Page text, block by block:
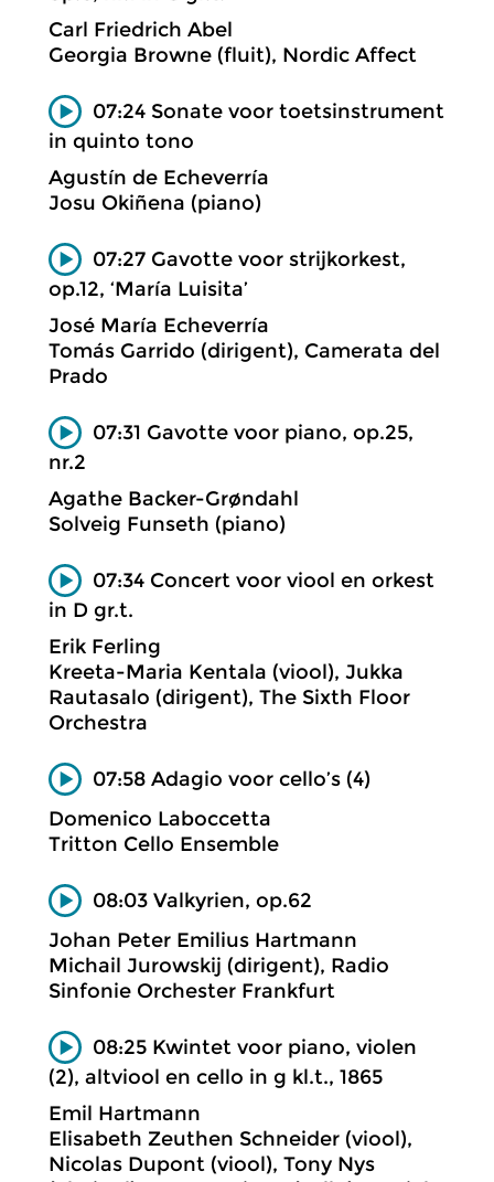
Carl Friedrich Abel
Georgia Browne (fluit), Nordic Affect
07:24 Sonate voor toetsinstrument
in quinto tono
Agustín de Echeverría
Josu Okiñena (piano)
07:27 Gavotte voor strijkorkest,
op.12, ‘María Luisita’
José María Echeverría
Tomás Garrido (dirigent), Camerata del
Prado
07:31 Gavotte voor piano, op.25,
nr.2
Agathe Backer-Grøndahl
Solveig Funseth (piano)
07:34 Concert voor viool en orkest
in D gr.t.
Erik Ferling
Kreeta-Maria Kentala (viool), Jukka
Rautasalo (dirigent), The Sixth Floor
Orchestra
07:58 Adagio voor cello’s (4)
Domenico Laboccetta
Tritton Cello Ensemble
08:03 Valkyrien, op.62
Johan Peter Emilius Hartmann
Michail Jurowskij (dirigent), Radio
Sinfonie Orchester Frankfurt
08:25 Kwintet voor piano, violen
(2), altviool en cello in g kl.t., 1865
Emil Hartmann
Elisabeth Zeuthen Schneider (viool),
Nicolas Dupont (viool), Tony Nys